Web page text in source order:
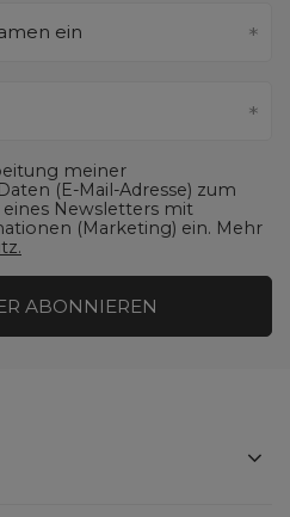
ein
meiner
(E-Mail-Adresse) zum
Newsletters mit
(Marketing) ein. Mehr
ABONNIEREN